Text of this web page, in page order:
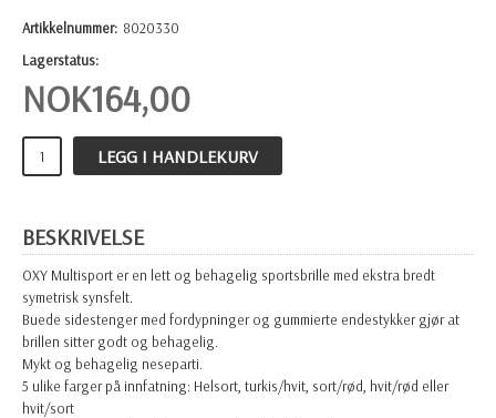
Artikkelnummer: 8020330
Lagerstatus:
NOK164,00
LEGG I HANDLEKURV
BESKRIVELSE
OXY Multisport er en lett og behagelig sportsbrille med ekstra bredt
symetrisk synsfelt.
Buede sidestenger med fordypninger og gummierte endestykker gjør at
brillen sitter godt og behagelig.
Mykt og behagelig neseparti.
5 ulike farger på innfatning: Helsort, turkis/hvit, sort/rød, hvit/rød eller
hvit/sort